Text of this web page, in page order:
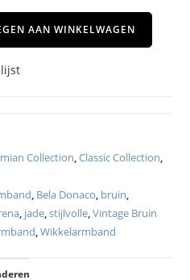
AAN WINKELWAGEN
Collection,Classic Collection,
, Bela Donaco, bruin,
, jade,stijlvolle,Vintage Bruin
,Wikkelarmband